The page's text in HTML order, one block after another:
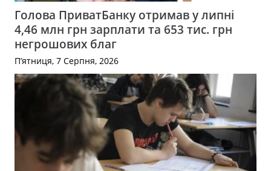
Голова ПриватБанку отримав у липні
4,46 млн грн зарплати та 653 тис. грн
негрошових благ
П’ятниця, 7 Серпня, 2026